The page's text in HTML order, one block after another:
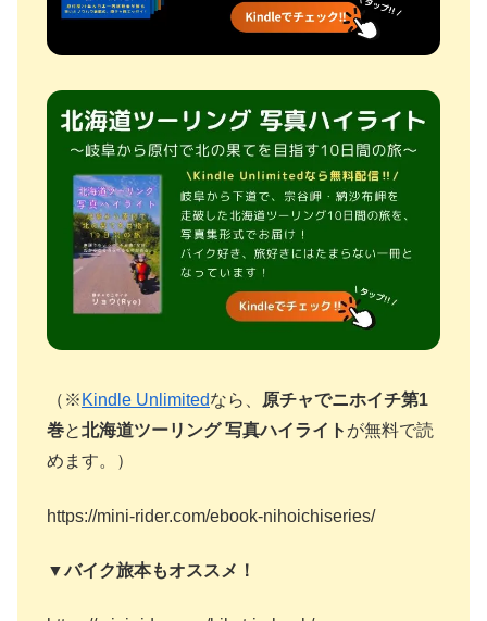
（※ Kindle Unlimitedなら、
原チャでニホイチ第1
巻と北海道ツーリング 写真ハイライト が無料で読
めます。）
https://mini-rider.com/ebook-nihoichiseries/
▼バイク旅本もオススメ！